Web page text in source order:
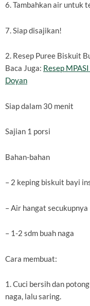
6. Tambahkan air untuk
7. Siap disajikan!
2. Resep Puree Biskuit
Baca Juga: Resep
Doyan
Siap dalam 30 menit
Sajian 1 porsi
Bahan-bahan
– 2 keping biskuit bayi
– Air hangat secukupnya
– 1-2 sdm buah naga
Cara membuat:
1. Cuci bersih dan
naga, lalu saring.